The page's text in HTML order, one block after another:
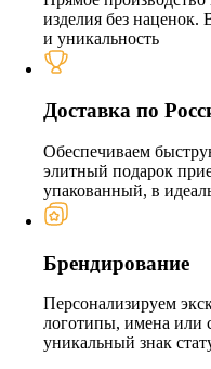
изделия без наценок.
и уникальность
Доставка по
Обеспечиваем
элитный подарок
упакованный, в
Брендирование
Персонализируем
логотипы, имена или
уникальный знак